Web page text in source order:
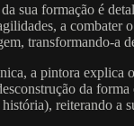
sua formação é
a
transformando-a
a pintora explica
da
reiterando a